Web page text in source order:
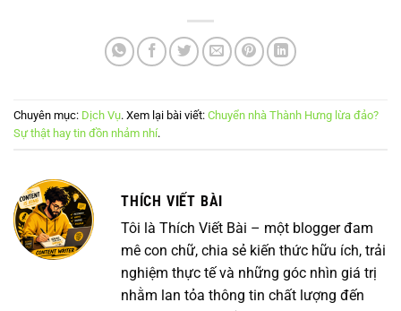
Chuyên mục: Dịch Vụ. Xem lại bài viết: Chuyển nhà Thành Hưng lừa đảo?
Sự thật hay tin đồn nhảm nhí.
THÍCH VIẾT BÀI
Tôi là Thích Viết Bài – một blogger đam
mê con chữ, chia sẻ kiến thức hữu ích, trải
nghiệm thực tế và những góc nhìn giá trị
nhằm lan tỏa thông tin chất lượng đến